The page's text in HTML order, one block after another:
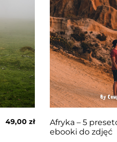
49,00zł
Afryka – 5
ebooki do zdjęć